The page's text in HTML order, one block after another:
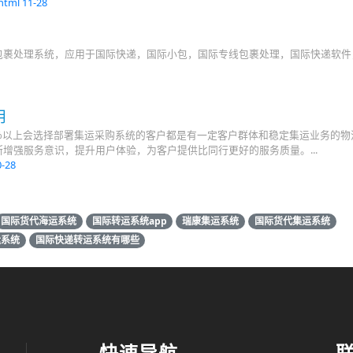
处理系统，应用于国际快递，国际小包，国际专线包裹处理，国际快递软
上会选择部署集运采购系统的客户都是有一定客户群体和稳定集运业务的物
强服务意识，提升用户体验，为客户提供比同行更好的服务质量。...
28
国际货代海运系统 国际转运系统app 瑞康集运系统
国际货代集运系统
统
国际快递转运系统有哪些